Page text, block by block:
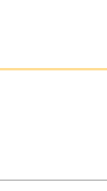
ガイド
類ダウンロード